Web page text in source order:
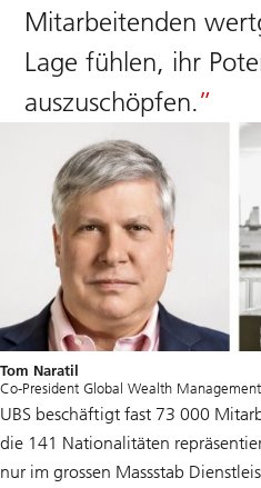
Mitarbeitenden
Lage fühlen, ihr
auszuschöpfen.
Tom Naratil
Co-President Global Wealth
UBS beschäftigt fast 73 000
die 141 Nationalitäten
nur im grossen Massstab